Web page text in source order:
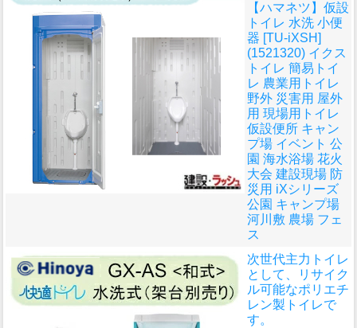
【ハマネツ】仮設
トイレ 水洗 小便
器 [TU-iXSH]
(1521320) イクス
トイレ 簡易トイ
レ 農業用トイレ
野外 災害用 屋外
用 現場用トイレ
仮設便所 キャン
プ場 イベント 公
園 海水浴場 花火
大会 建設現場 防
災用 iXシリーズ
公園 キャンプ場
河川敷 農場 フェ
ス
次世代主力トイレ
として、リサイク
ル可能なポリエチ
レン製トイレで
す。